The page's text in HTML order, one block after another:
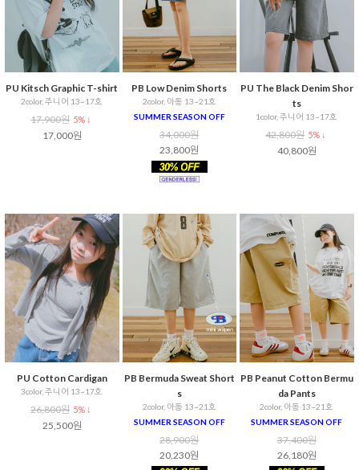
PU Kitsch Graphic T-shirt
2color, 주니어 13~17호
17,900원 5% ↓
17,000원
PB Low Denim Shorts
2color, 아동 13~21호
SUMMER SEASON OFF
34,000원
23,800원
PU The Black Denim Shor
ts
1color, 주니어 13~17호
42,800원 5% ↓
40,800원
PU Cotton Cardigan
3color, 주니어 13~17호
26,800원 5% ↓
25,500원
PB Bermuda Sweat Short
s
2color, 아동 13~21호
SUMMER SEASON OFF
28,900원
20,230원
PB Peanut Cotton Bermu
da Pants
2color, 아동 13~21호
SUMMER SEASON OFF
37,400원
26,180원